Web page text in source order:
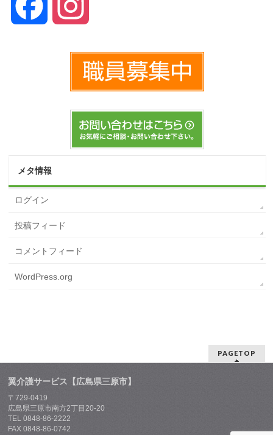
Facebook
メタ情報
ログイン
投稿フィード
コメントフィード
WordPress.org
PAGETOP
翼介護サービス【広島県三原市】
〒729-0419
広島県三原市南方2丁目20-20
TEL 0848-86-2222
FAX 0848-86-0742